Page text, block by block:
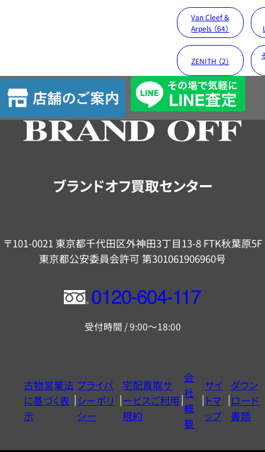
Van Cleef &
Arpels （64）
ZENITH （2）
店
舗
の
ブランドオフ買取センター
〒101-0021 東京都千代田区外神田3丁目13-8 FTK秋葉原5F
東京都公安委員会許可 第301061906960号
フ
ー
ヤ
ル
0120604117
受付時間 / 9:00～18:00
古物営業法
に基づく表
示
プライバ
シーポリ
シー
宅配買取サ
ービスご利用
規約
会
社
概
要
サイ
トマ
ップ
ダウン
ロード
書類